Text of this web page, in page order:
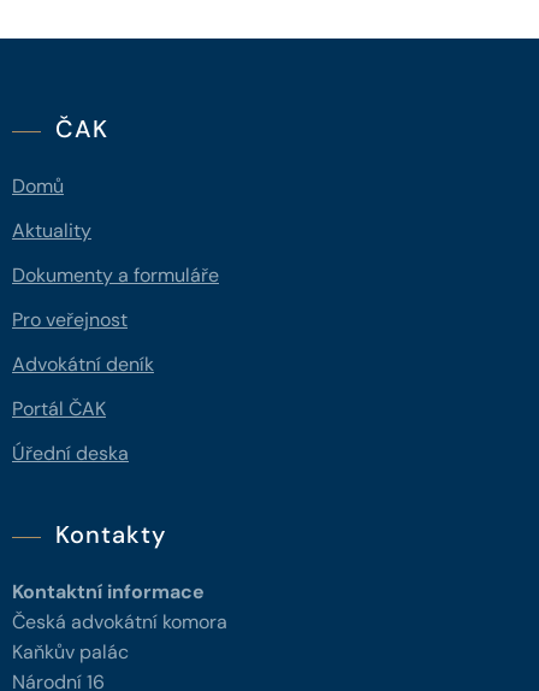
ČAK
Domů
Aktuality
Dokumenty a formuláře
Pro veřejnost
Advokátní deník
Portál ČAK
Úřední deska
Kontakty
Kontaktní informace
Česká advokátní komora
Kaňkův palác
Národní 16